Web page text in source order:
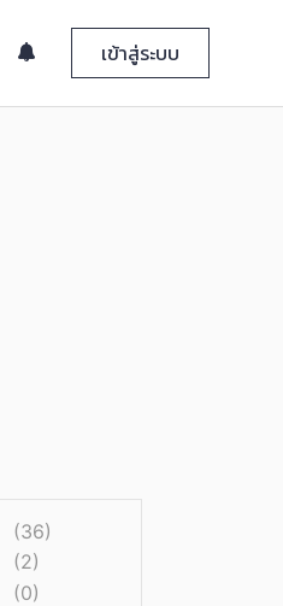
เข้าสู่ระบบ
(36)
(2)
(0)